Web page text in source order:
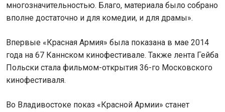
многозначительностью. Благо, материала было собрано
вполне достаточно и для комедии, и для драмы».
Впервые «Красная Армия» была показана в мае 2014
года на 67 Каннском кинофестивале. Также лента Гейба
Польски стала фильмом-открытия 36-го Московского
кинофестиваля.
Во Владивостоке показ «Красной Армии» станет